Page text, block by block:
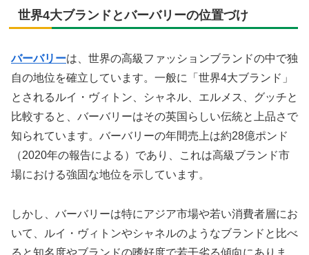
世界4大ブランドとバーバリーの位置づけ
バーバリーは、世界の高級ファッションブランドの中で独
自の地位を確立しています。一般に「世界4大ブランド」
とされるルイ・ヴィトン、シャネル、エルメス、グッチと
比較すると、バーバリーはその英国らしい伝統と上品さで
知られています。バーバリーの年間売上は約28億ポンド
（2020年の報告による）であり、これは高級ブランド市
場における強固な地位を示しています。
しかし、バーバリーは特にアジア市場や若い消費者層にお
いて、ルイ・ヴィトンやシャネルのようなブランドと比べ
ると知名度やブランドの嗜好度で若干劣る傾向にありま